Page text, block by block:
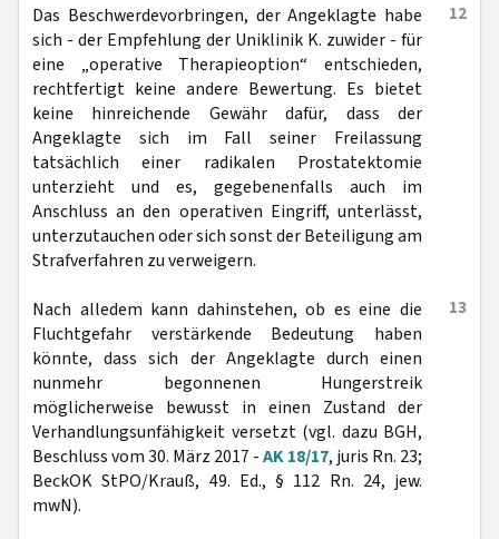
12
Das Beschwerdevorbringen, der Angeklagte habe
sich - der Empfehlung der Uniklinik K. zuwider - für
eine „operative Therapieoption“ entschieden,
rechtfertigt keine andere Bewertung. Es bietet
keine hinreichende Gewähr dafür, dass der
Angeklagte sich im Fall seiner Freilassung
tatsächlich einer radikalen Prostatektomie
unterzieht und es, gegebenenfalls auch im
Anschluss an den operativen Eingriff, unterlässt,
unterzutauchen oder sich sonst der Beteiligung am
Strafverfahren zu verweigern.
13
Nach alledem kann dahinstehen, ob es eine die
Fluchtgefahr verstärkende Bedeutung haben
könnte, dass sich der Angeklagte durch einen
nunmehr begonnenen Hungerstreik
möglicherweise bewusst in einen Zustand der
Verhandlungsunfähigkeit versetzt (vgl. dazu BGH,
Beschluss vom 30. März 2017 -AK 18/17, juris Rn. 23;
BeckOK StPO/Krauß, 49. Ed., § 112 Rn. 24, jew.
mwN).